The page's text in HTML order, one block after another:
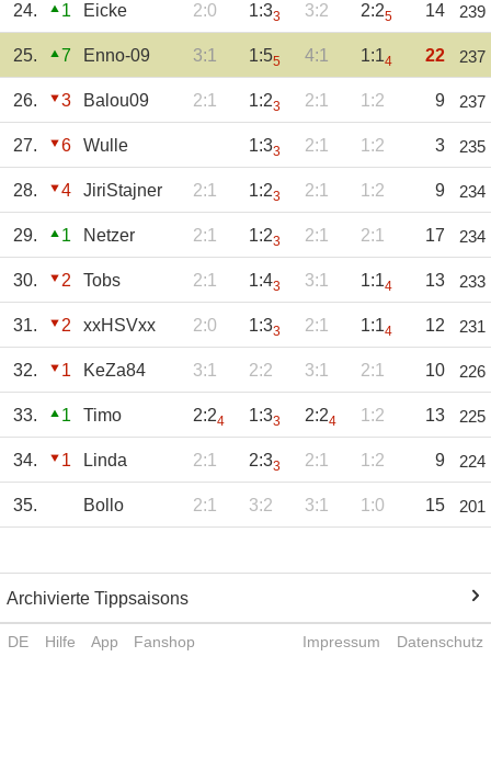
24. 1 Eicke 2:0 1:33 3:2 2:25 14 239
25. 7 Enno-09 3:1 1:55 4:1 1:14 22 237
26. 3 Balou09 2:1 1:23 2:1 1:2 9 237
27. 6 Wulle 1:33 2:1 1:2 3 235
28. 4 JiriStajner 2:1 1:23 2:1 1:2 9 234
29. 1 Netzer 2:1 1:23 2:1 2:1 17 234
30. 2 Tobs 2:1 1:43 3:1 1:14 13 233
31. 2 xxHSVxx 2:0 1:33 2:1 1:14 12 231
32. 1 KeZa84 3:1 2:2 3:1 2:1 10 226
33. 1 Timo 2:24 1:33 2:24 1:2 13 225
34. 1 Linda 2:1 2:33 2:1 1:2 9 224
35. Bollo 2:1 3:2 3:1 1:0 15 201
Archivierte Tippsaisons
DE Hilfe App Fanshop Impressum Datenschutz